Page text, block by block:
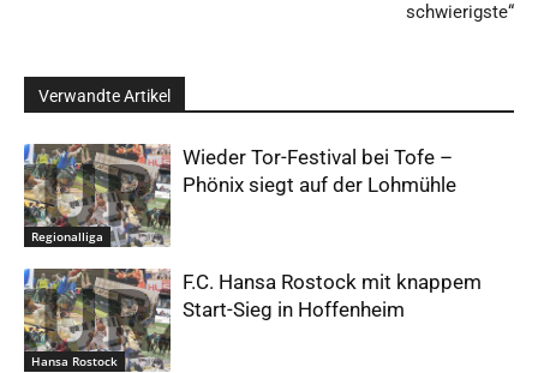
schwierigste“
Verwandte Artikel
Regionalliga
Wieder Tor-Festival bei Tofe –
Phönix siegt auf der Lohmühle
Hansa Rostock
F.C. Hansa Rostock mit knappem
Start-Sieg in Hoffenheim